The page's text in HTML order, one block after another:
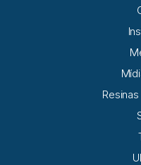
suspensos, que se
oxidação. Num primeiro
manganês, por sua vez,